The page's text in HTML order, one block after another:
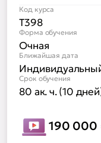
Код курса
Т398
Форма обучения
Очная
Ближайшая дата
Срок обучения
80 ак. ч. (10
190 000